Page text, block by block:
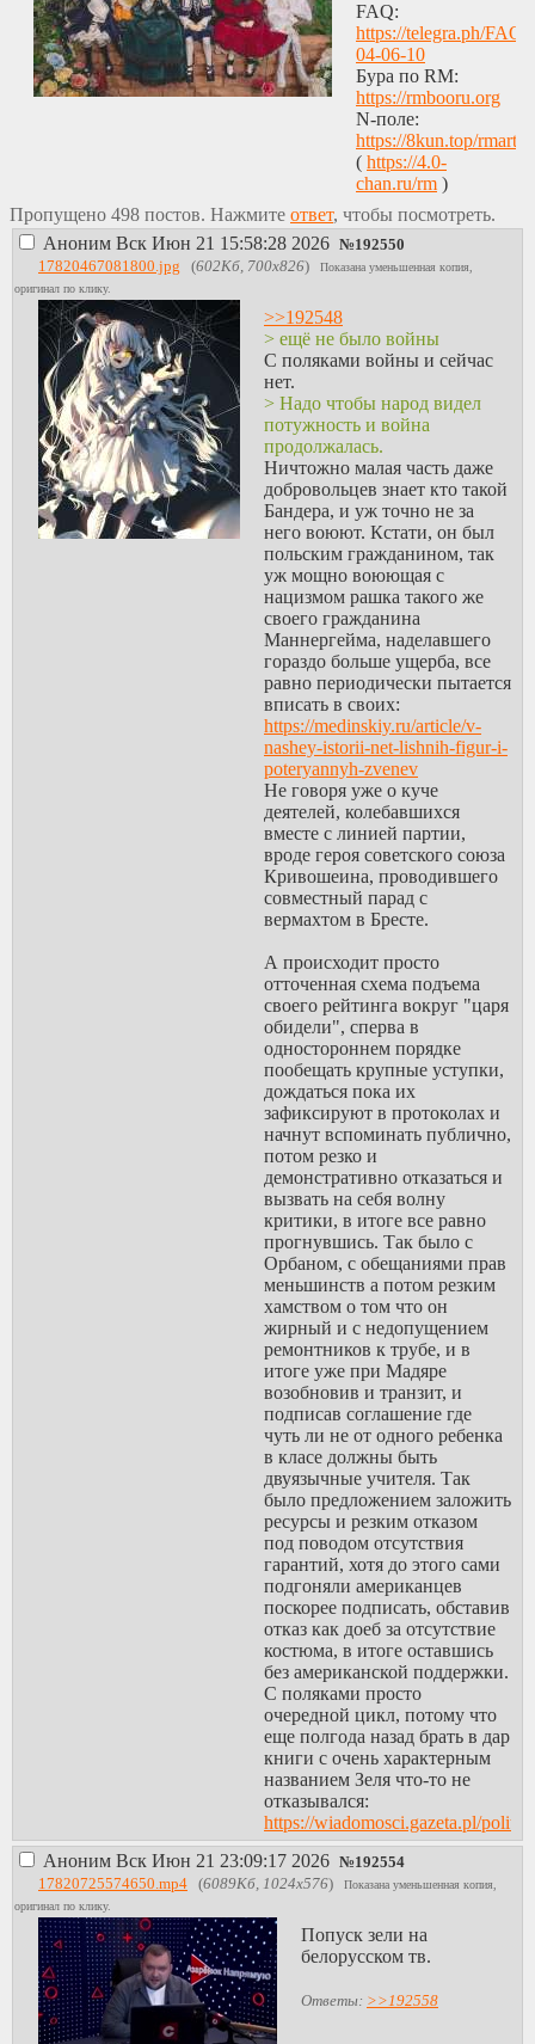
FAQ:
https://telegra.ph/FAQ-
04-06-10
Бура по RM:
https://rmbooru.org
N-поле:
https://8kun.top/rmart
( https://4.0-
chan.ru/rm )
Пропущено 498 постов. Нажмите ответ, чтобы посмотреть.
Аноним Вск Июн 21 15:58:28 2026 №192550
17820467081800.jpg (602Кб, 700x826)
Показана уменьшенная копия,
оригинал по клику.
>>192548
> ещё не было войны
C поляками войны и сейчас
нет.
> Надо чтобы народ видел
потужность и война
продолжалась.
Ничтожно малая часть даже
добровольцев знает кто такой
Бандера, и уж точно не за
него воюют. Кстати, он был
польским гражданином, так
уж мощно воюющая с
нацизмом рашка такого же
своего гражданина
Маннергейма, наделавшего
гораздо больше ущерба, все
равно периодически пытается
вписать в своих:
https://medinskiy.ru/article/v-
nashey-istorii-net-lishnih-figur-i-
poteryannyh-zvenev
Не говоря уже о куче
деятелей, колебавшихся
вместе с линией партии,
вроде героя советского союза
Кривошеина, проводившего
совместный парад с
вермахтом в Бресте.
А происходит просто
отточенная схема подъема
своего рейтинга вокруг "царя
обидели", сперва в
одностороннем порядке
пообещать крупные уступки,
дождаться пока их
зафиксируют в протоколах и
начнут вспоминать публично,
потом резко и
демонстративно отказаться и
вызвать на себя волну
критики, в итоге все равно
прогнувшись. Так было с
Орбаном, с обещаниями прав
меньшинств а потом резким
хамством о том что он
жирный и с недопущением
ремонтников к трубе, и в
итоге уже при Мадяре
возобновив и транзит, и
подписав соглашение где
чуть ли не от одного ребенка
в класе должны быть
двуязычные учителя. Так
было предложением заложить
ресурсы и резким отказом
под поводом отсутствия
гарантий, хотя до этого сами
подгоняли американцев
поскорее подписать, обставив
отказ как доеб за отсутствие
костюма, в итоге оставшись
без американской поддержки.
С поляками просто
очередной цикл, потому что
еще полгода назад брать в дар
книги с очень характерным
названием Зеля что-то не
отказывался:
https://wiadomosci.gazeta.pl/
nawrocki-wreczyl-
wolodymyrowi-zelenskiemu-
prezent-dotyczy.html
пытается сделать эскалацию с
Беларусью, при этом даже
посольство в Минске до сих
пор не закрыв...
Аноним Вск Июн 21 23:09:17 2026 №192554
17820725574650.mp4 (6089Кб, 1024x576)
Показана уменьшенная копия,
оригинал по клику.
Попуск зели на
белорусском тв.
Ответы: >>192558